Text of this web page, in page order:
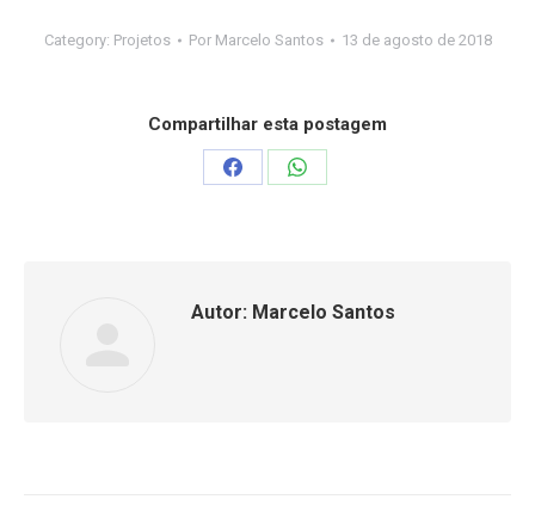
Category: Projetos Por Marcelo Santos 13 de agosto de 2018
Compartilhar esta postagem
CompartilharCompartilhar
Autor: Marcelo Santos